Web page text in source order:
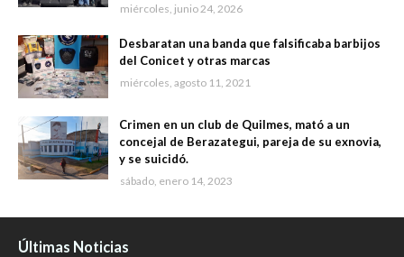
miércoles, junio 24, 2026
Desbaratan una banda que falsificaba barbijos
del Conicet y otras marcas
miércoles, agosto 11, 2021
Crimen en un club de Quilmes, mató a un
concejal de Berazategui, pareja de su exnovia,
y se suicidó.
sábado, enero 14, 2023
Últimas Noticias